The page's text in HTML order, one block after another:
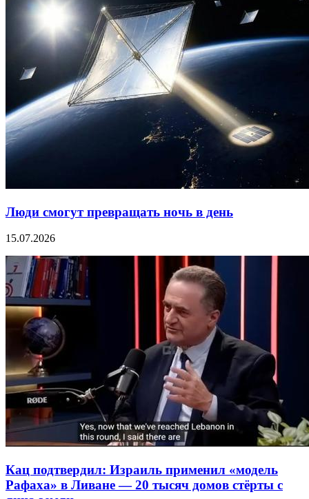
Люди смогут превращать ночь в день
15.07.2026
Кац подтвердил: Израиль применил «модель
Рафаха» в Ливане — 20 тысяч домов стёрты с